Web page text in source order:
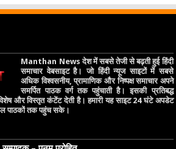
Manthan News देश में सबसे तेजी से बढ़ती हुई हिंदी
समाचार वेबसाइट है। जो हिंदी न्यूज साइटों में सबसे
अधिक विश्वसनीय, प्रामाणिक और निष्पक्ष समाचार अपने
समर्पित पाठक वर्ग तक पहुंचाती है। इसकी प्रतिबद्ध
और विस्तृत कंटेंट देती है। हमारी यह साइट 24 घंटे अपडेट
पाठकों तक पहुंच सके।